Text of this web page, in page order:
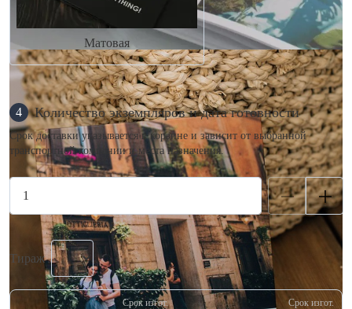
Матовая
4 Количество экземпляров и дата готовности
Срок доставки указывается в корзине и зависит от выбранной
транспортной компании и места назначения.
Тираж
Срок изгот. Срок изгот.